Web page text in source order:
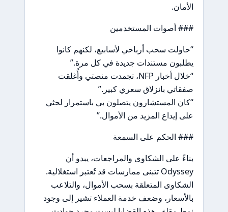
الأمان.
### أصوات المستخدمين
“حاولت سحب أرباحي لأسابيع، لكنهم كانوا
يطلبون مستندات جديدة في كل مرة.”
“خلال أخبار NFP، تجمدت منصتي وأُغلقت
صفقاتي بانزلاق سعري كبير.”
“كان المستشارون يتصلون بي باستمرار لحثي
على إيداع المزيد من الأموال.”
### الحكم على السمعة
بناءً على الشكاوى والمراجعات، يبدو أن
Odyssey تتبنى ممارسات قد تُعتبر استغلالية.
الشكاوى المتعلقة بسحب الأموال، والتلاعب
بالأسعار، وضعف خدمة العملاء تشير إلى وجود